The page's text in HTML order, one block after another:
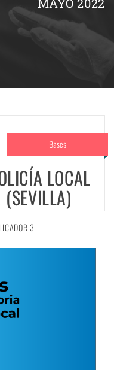
Bases
LOCAL
3